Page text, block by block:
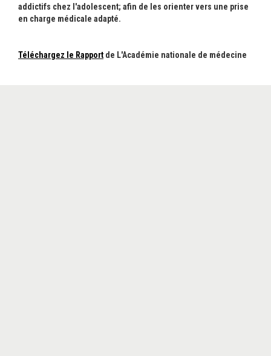
addictifs chez l'adolescent; afin de les orienter vers une prise
en charge médicale adapté.
Téléchargez le Rapport de L'Académie nationale de médecine